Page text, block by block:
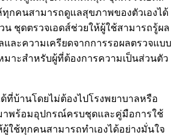
ทุกคนสามารถดูแลสุขภาพของตัวเองได้
น ชุดตรวจเอดส์ช่วยให้ผู้ใช้สามารถรู้ผล
ละความเครียดจากการรอผลตรวจแบบ
มาะสำหรับผู้ที่ต้องการความเป็นส่วนตัว
ที่บ้านโดยไม่ต้องไปโรงพยาบาลหรือ
าพร้อมอุปกรณ์ครบชุดและคู่มือการใช้
ผู้ใช้ทุกคนสามารถทำเองได้อย่างมั่นใจ